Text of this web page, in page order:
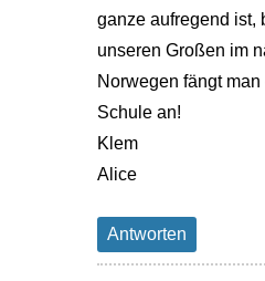
ganze aufregend ist,
unseren Großen im
Norwegen fängt
Schule an!
Klem
Alice
Antworten